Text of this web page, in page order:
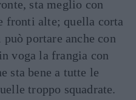
sta meglio con
fronti alte; quella corta
portare anche con
voga la frangia con
sta bene a tutte le
troppo squadrate.